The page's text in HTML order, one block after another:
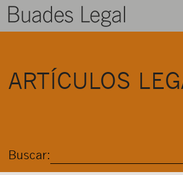
ARTÍCULOS
Buscar: